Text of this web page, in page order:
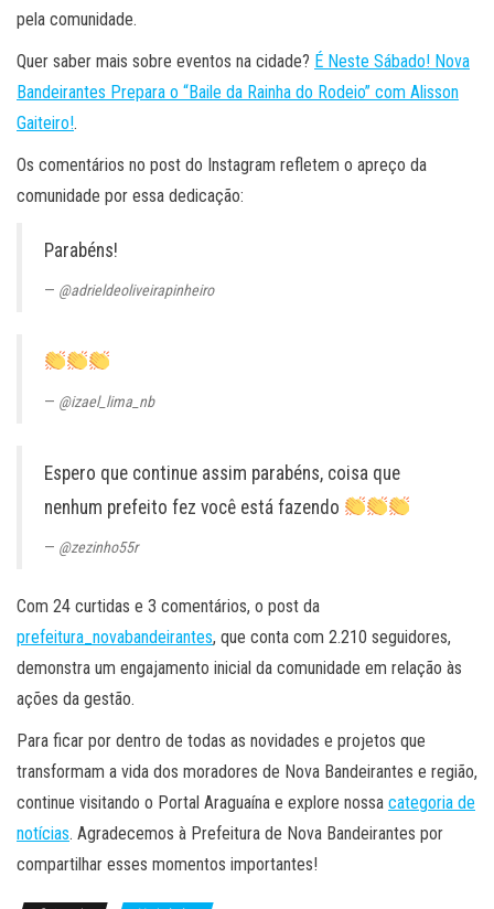
pela comunidade.
Quer saber mais sobre eventos na cidade? É Neste Sábado! Nova
Bandeirantes Prepara o “Baile da Rainha do Rodeio” com Alisson
Gaiteiro!.
Os comentários no post do Instagram refletem o apreço da
comunidade por essa dedicação:
Parabéns!
@adrieldeoliveirapinheiro
@izael_lima_nb
Espero que continue assim parabéns, coisa que
nenhum prefeito fez você está fazendo
@zezinho55r
Com 24 curtidas e 3 comentários, o post da
prefeitura_novabandeirantes, que conta com 2.210 seguidores,
demonstra um engajamento inicial da comunidade em relação às
ações da gestão.
Para ficar por dentro de todas as novidades e projetos que
transformam a vida dos moradores de Nova Bandeirantes e região,
continue visitando o Portal Araguaína e explore nossa categoria de
notícias. Agradecemos à Prefeitura de Nova Bandeirantes por
compartilhar esses momentos importantes!